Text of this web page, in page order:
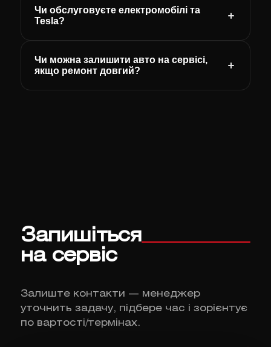
Чи обслуговуєте електромобілі та
Tesla?
Чи можна залишити авто на сервісі,
якщо ремонт довгий?
Запишіться
на сервіс
Залиште контакти — менеджер
уточнить задачу, підбере час і зорієнтує
по вартості/термінах.